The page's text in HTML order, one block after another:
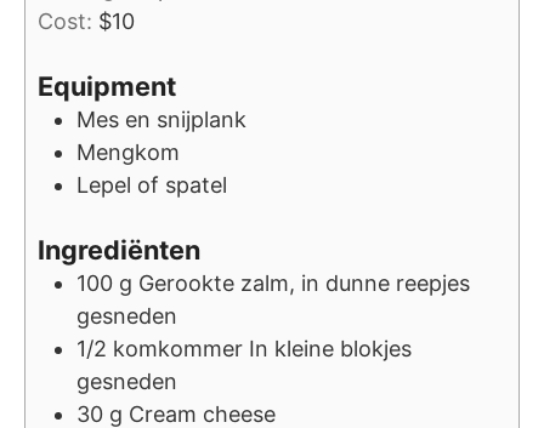
Cost: $10
Equipment
Mes en snijplank
Mengkom
Lepel of spatel
Ingrediënten
100 g Gerookte zalm, in dunne reepjes
gesneden
1/2 komkommer In kleine blokjes
gesneden
30 g Cream cheese